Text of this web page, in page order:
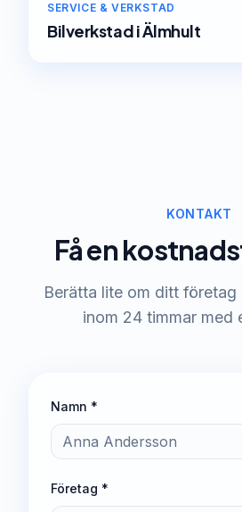
SERVICE & VERKSTAD
BilverkstadiÄlmhult
KONTAKT
Få en
Berätta lite om ditt företag
inom 24 timmar med
Namn *
Företag *